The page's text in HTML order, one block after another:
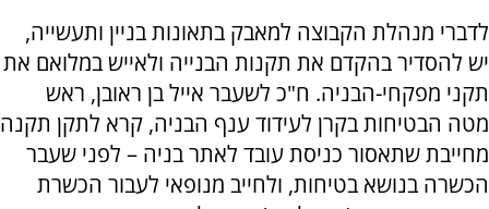
לדברי מנהלת הקבוצה למאבק בתאונות בניין ותעשייה,
יש להסדיר בהקדם את תקנות הבנייה ולאייש במלואם את
תקני מפקחי-הבניה. ח"כ לשעבר אייל בן ראובן, ראש
מטה הבטיחות בקרן לעידוד ענף הבניה, קרא לתקן תקנה
מחייבת שתאסור כניסת עובד לאתר בניה – לפני שעבר
הכשרה בנושא בטיחות, ולחייב מנופאי לעבור הכשרת